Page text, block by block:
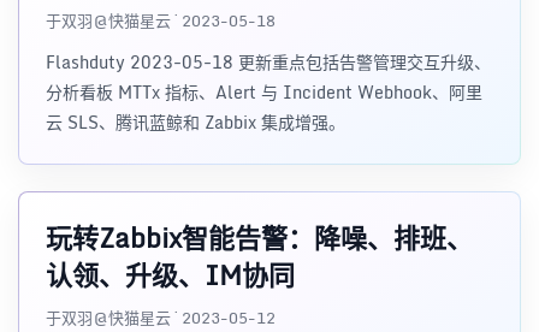
于双羽@快猫星云 · 2023-05-18
Flashduty 2023-05-18 更新重点包括告警管理交互升级、
分析看板 MTTx 指标、Alert 与 Incident Webhook、阿里
云 SLS、腾讯蓝鲸和 Zabbix 集成增强。
玩转Zabbix智能告警：降噪、排班、
认领、升级、IM协同
于双羽@快猫星云 · 2023-05-12